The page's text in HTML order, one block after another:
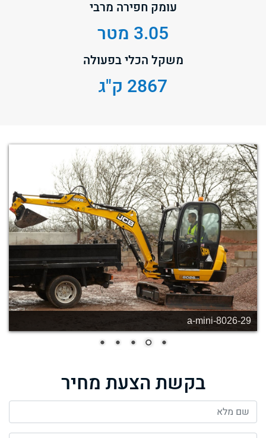
עומק חפירה מרבי
3.05 מטר
משקל הכלי בפעולה
2867 ק"ג
a-mini-8026-30
בקשת הצעת מחיר